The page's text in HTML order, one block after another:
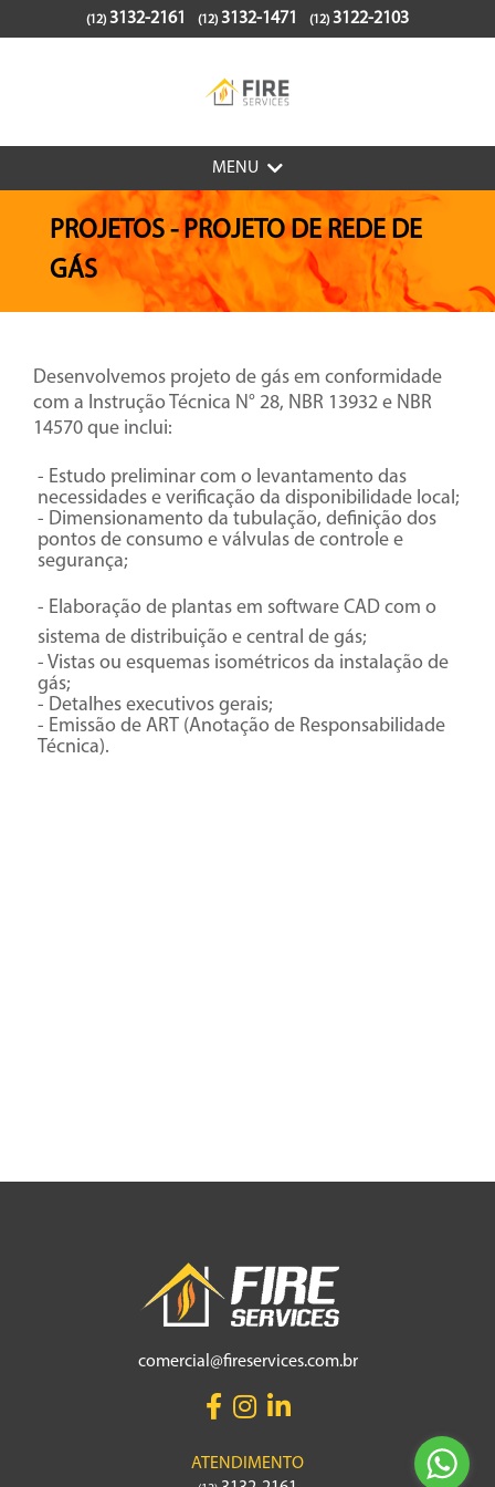
(12)3132-2161 (12)3132-1471 (12)3122-2103
MENU
HOME
EMPRESA
SERVIÇOS
PRODUTOS
NR-13
PROJETOS- PROJETO DE REDE DE
GÁS
Desenvolvemos projeto de gás em conformidade
com a Instrução Técnica N° 28, NBR 13932 e NBR
14570 que inclui:
- Estudo preliminar com o levantamento das
necessidades e verificação da disponibilidade local;
- Dimensionamento da tubulação, definição dos
pontos de consumo e válvulas de controle e
segurança;
- Elaboração de plantas em software CAD com o
sistema de distribuição e central de gás;
- Vistas ou esquemas isométricos da instalação de
gás;
- Detalhes executivos gerais;
- Emissão de ART (Anotação de Responsabilidade
Técnica).
comercial@fireservices.com.br
ATENDIMENTO